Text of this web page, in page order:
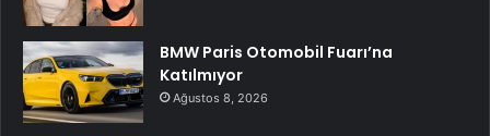
BMW Paris Otomobil Fuarı’na
Katılmıyor
Ağustos 8, 2026